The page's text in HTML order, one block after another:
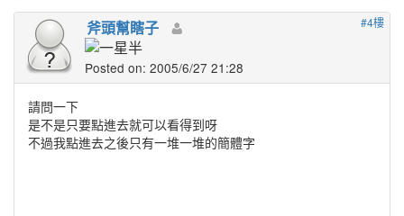
#4樓
斧頭幫瞎子
Posted on: 2005/6/27 21:28
請問一下
是不是只要點進去就可以看得到呀
不過我點進去之後只有一堆一堆的簡體字